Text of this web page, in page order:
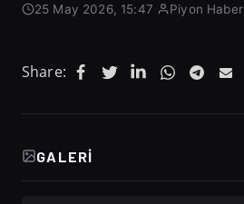
25 May 2026, 15:47 Piyon Haber·
Share:
GALERI